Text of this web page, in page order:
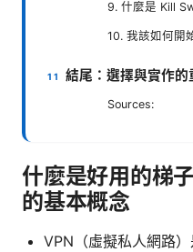
9. 什麼是 Kill
10. 我該如何開
結尾：選擇與實作的
Sources:
什麼是好用的梯
的基本概念
VPN（虛擬私人網路